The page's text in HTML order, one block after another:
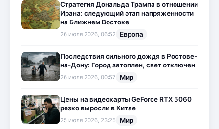
Стратегия Дональда Трампа в отношении
Ирана: следующий этап напряженности
на Ближнем Востоке
26 июля 2026, 06:52 Европа
Последствия сильного дождя в Ростове-
на-Дону: Город затоплен, свет отключен
26 июля 2026, 00:57 Мир
Цены на видеокарты GeForce RTX 5060
резко выросли в Китае
25 июля 2026, 23:25 Мир